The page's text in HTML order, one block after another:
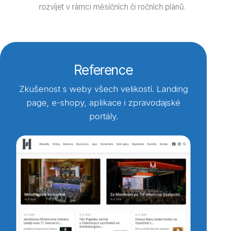
rozvíjet v rámci měsíčních či ročních plánů.
Reference
Zkušenost s weby všech velikostí. Landing
page, e-shopy, aplikace i zpravodajské
portály.